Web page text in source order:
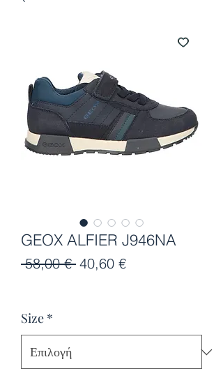
GEOX ALFIER J946NA
58,00 € Κανονική
40,60 €Τιμή
Size *